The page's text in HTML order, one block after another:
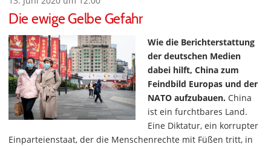
Die ewige Gelbe Gefahr
Wie die Berichterstattung
der deutschen Medien
dabei hilft, China zum
Feindbild Europas und der
NATO aufzubauen. China
ist ein furchtbares Land.
Eine Diktatur, ein korrupter
Einparteienstaat, der die Menschenrechte mit Füßen tritt, in